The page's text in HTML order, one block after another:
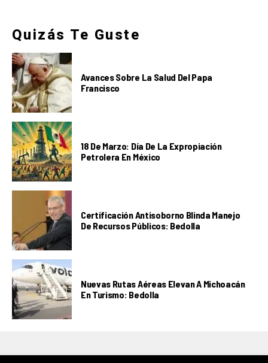
Quizás Te Guste
Avances Sobre La Salud Del Papa
Francisco
18 De Marzo: Día De La Expropiación
Petrolera En México
Certificación Antisoborno Blinda Manejo
De Recursos Públicos: Bedolla
Nuevas Rutas Aéreas Elevan A Michoacán
En Turismo: Bedolla